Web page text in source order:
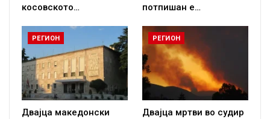
косовското…
потпишан е…
РЕГИОН
Двајца македонски
РЕГИОН
Двајца мртви во судир